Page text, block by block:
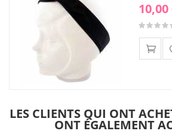
10,00
LES CLIENTS QUI ONT
ONT ÉGALEMENT